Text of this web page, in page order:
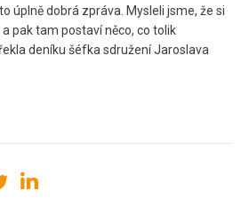
úplně dobrá zpráva. Mysleli jsme, že si
pak tam postaví něco, co tolik
deníku šéfka sdružení Jaroslava